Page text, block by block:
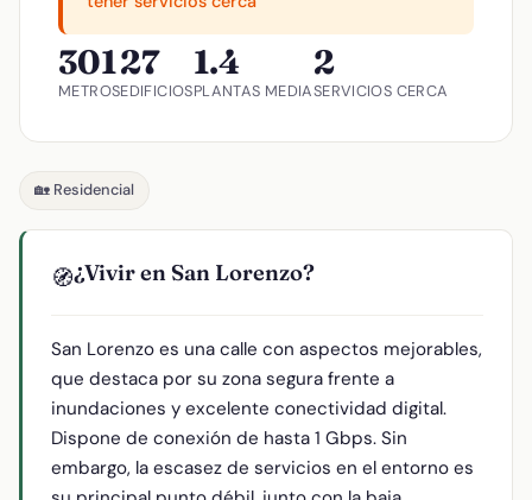
301
METROS
27
EDIFICIOS
1.4
PLANTAS MEDIA
2
SERVICIOS CERCA
🏡 Residencial
🧭¿Vivir en San Lorenzo?
San Lorenzo es una calle con aspectos mejorables,
que destaca por su zona segura frente a
inundaciones y excelente conectividad digital.
Dispone de conexión de hasta 1 Gbps. Sin
embargo, la escasez de servicios en el entorno es